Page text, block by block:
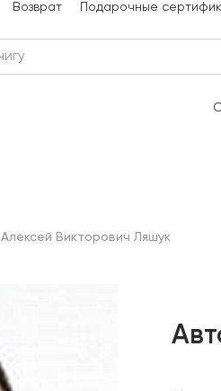
Возврат Подарочные
Алексей Викторович Ляшук